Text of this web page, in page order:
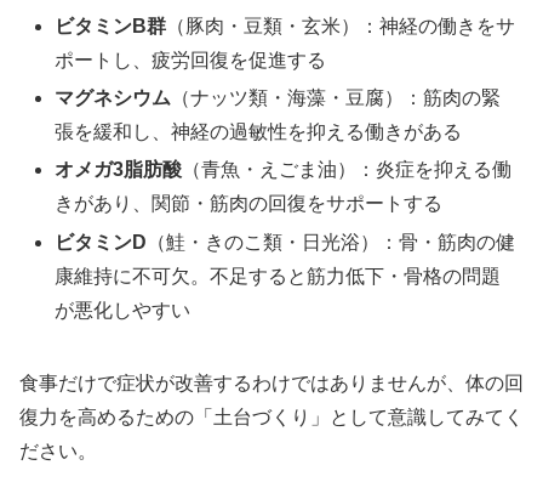
ビタミンB群 （豚肉・豆類・玄米）：神経の働きをサ
ポートし、疲労回復を促進する
マグネシウム （ナッツ類・海藻・豆腐）：筋肉の緊
張を緩和し、神経の過敏性を抑える働きがある
オメガ3脂肪酸 （青魚・えごま油）：炎症を抑える働
きがあり、関節・筋肉の回復をサポートする
ビタミンD （鮭・きのこ類・日光浴）：骨・筋肉の健
康維持に不可欠。不足すると筋力低下・骨格の問題
が悪化しやすい
食事だけで症状が改善するわけではありませんが、体の回
復力を高めるための「土台づくり」として意識してみてく
ださい。